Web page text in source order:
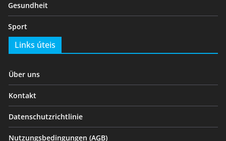
Gesundheit
Sport
Links úteis
Über uns
Kontakt
Datenschutzrichtlinie
Nutzungsbedingungen (AGB)